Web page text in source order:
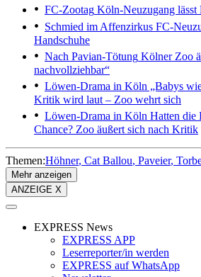
FC-Zootag Köln-Neuzugang lässt
Schmied im Affenzirkus FC-
Handschuhe
Nach Pavian-Tötung Kölner Zoo
nachvollziehbar“
Löwen-Drama in Köln „Babys
Kritik wird laut – Zoo wehrt sich
Löwen-Drama in Köln Hatten die
Chance? Zoo äußert sich nach Kritik
Themen:Höhner Cat Ballou Paveier
Mehr anzeigen
ANZEIGE X
EXPRESS News
EXPRESS APP
Leserreporter/in werden
EXPRESS auf WhatsApp